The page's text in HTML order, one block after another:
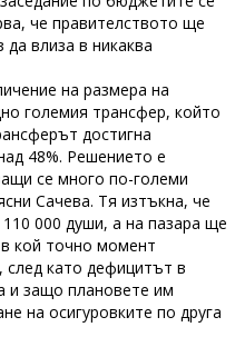
че правителството ще
влиза в никаква
на размера на
големия трансфер, който
достигна
48%. Решението е
се много по-големи
Сачева. Тя изтъкна, че
000 души, а на пазара ще
кой точно момент
след като дефицитът в
и защо плановете им
на осигуровките по друга